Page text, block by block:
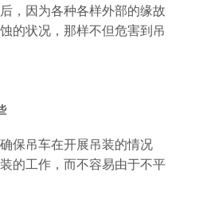
，因为各种各样外部的缘故
的状况，那样不但危害到吊
保吊车在开展吊装的情况
的工作，而不容易由于不平